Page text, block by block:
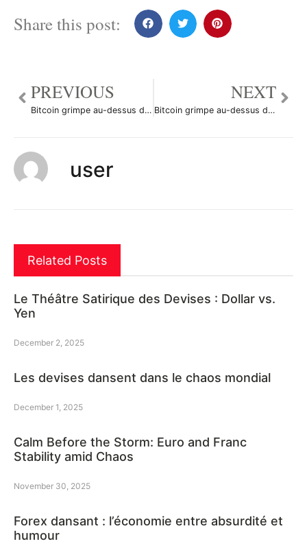
Share this post:
PREVIOUS
Bitcoin grimpe au-dessus du seuil de 5.523,9, en hausse de 4%
NEXT
Bitcoin grimpe au-dessus du seuil de 5.533,6, en hausse de 5%
user
Related Posts
Le Théâtre Satirique des Devises : Dollar vs.
Yen
December 2, 2025
Les devises dansent dans le chaos mondial
December 1, 2025
Calm Before the Storm: Euro and Franc
Stability amid Chaos
November 30, 2025
Forex dansant : l’économie entre absurdité et
humour